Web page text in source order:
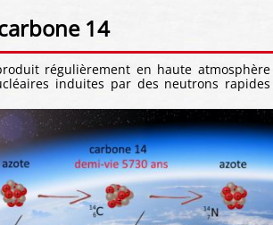
14
régulièrement en haute atmosphère
induites par des neutrons rapides